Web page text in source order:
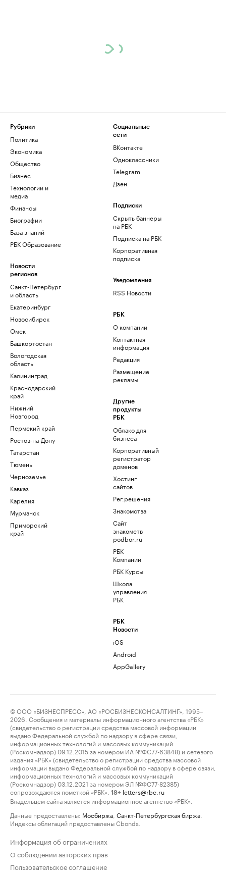
Рубрики
Политика
Экономика
Общество
Бизнес
Технологии и
медиа
Финансы
Биографии
База знаний
РБК Образование
Новости
регионов
Санкт-Петербург
и область
Екатеринбург
Новосибирск
Омск
Башкортостан
Вологодская
область
Калининград
Краснодарский
край
Нижний
Новгород
Пермский край
Ростов-на-Дону
Татарстан
Тюмень
Черноземье
Кавказ
Карелия
Мурманск
Приморский
край
Социальные
сети
ВКонтакте
Одноклассники
Telegram
Дзен
Подписки
Скрыть баннеры
на РБК
Подписка на РБК
Корпоративная
подписка
Уведомления
RSS Новости
РБК
О компании
Контактная
информация
Редакция
Размещение
рекламы
Другие
продукты
РБК
Облако для
бизнеса
Корпоративный
регистратор
доменов
Хостинг
сайтов
Рег.решения
Знакомства
Сайт
знакомств
podbor.ru
РБК
Компании
РБК Курсы
Школа
управления
РБК
РБК
Новости
iOS
Android
AppGallery
© ООО «БИЗНЕСПРЕСС», АО «РОСБИЗНЕСКОНСАЛТИНГ», 1995–
2026. Сообщения и материалы информационного агентства «РБК»
(свидетельство о регистрации средства массовой информации
выдано Федеральной службой по надзору в сфере связи,
информационных технологий и массовых коммуникаций
(Роскомнадзор) 09.12.2015 за номером ИА №ФС77-63848) и сетевого
издания «РБК» (свидетельство о регистрации средства массовой
информации выдано Федеральной службой по надзору в сфере связи,
информационных технологий и массовых коммуникаций
(Роскомнадзор) 03.12.2021 за номером ЭЛ №ФС77-82385)
сопровождаются пометкой «РБК».
18+ letters@rbc.ru
Владельцем сайта является информационное агентство «РБК».
Данные предоставлены: Мосбиржа Санкт-Петербургская биржа
Индексы облигаций предоставлены Cbonds.
Информация об ограничениях
О соблюдении авторских прав
Пользовательское соглашение